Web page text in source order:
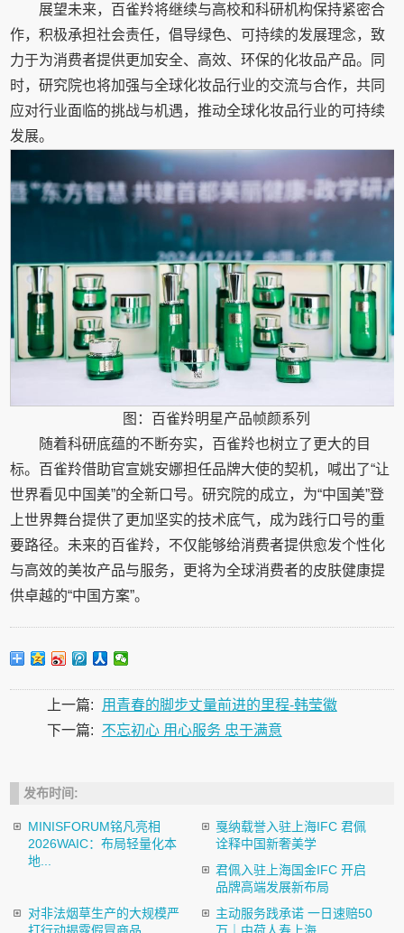
展望未来，百雀羚将继续与高校和科研机构保持紧密合
作，积极承担社会责任，倡导绿色、可持续的发展理念，致
力于为消费者提供更加安全、高效、环保的化妆品产品。同
时，研究院也将加强与全球化妆品行业的交流与合作，共同
应对行业面临的挑战与机遇，推动全球化妆品行业的可持续
发展。
图：百雀羚明星产品帧颜系列
随着科研底蕴的不断夯实，百雀羚也树立了更大的目
标。百雀羚借助官宣姚安娜担任品牌大使的契机，喊出了“让
世界看见中国美”的全新口号。研究院的成立，为“中国美”登
上世界舞台提供了更加坚实的技术底气，成为践行口号的重
要路径。未来的百雀羚，不仅能够给消费者提供愈发个性化
与高效的美妆产品与服务，更将为全球消费者的皮肤健康提
供卓越的“中国方案”。
上一篇:
用青春的脚步丈量前进的里程-韩莹徽
下一篇:
不忘初心 用心服务 忠于满意
发布时间:
MINISFORUM铭凡亮相
2026WAIC：布局轻量化本
地...
戛纳载誉入驻上海IFC 君佩
诠释中国新奢美学
君佩入驻上海国金IFC 开启
品牌高端发展新布局
对非法烟草生产的大规模严
主动服务践承诺 一日速赔50